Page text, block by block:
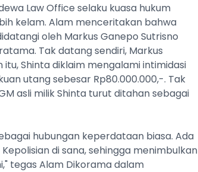
Law Office selaku kuasa hukum
kelam. Alam menceritakan bahwa
oleh Markus Ganepo Sutrisno
Tak datang sendiri, Markus
Shinta diklaim mengalami intimidasi
utang sebesar Rp80.000.000,-. Tak
asli milik Shinta turut ditahan sebagai
hubungan keperdataan biasa. Ada
di sana, sehingga menimbulkan
tegas Alam Dikorama dalam